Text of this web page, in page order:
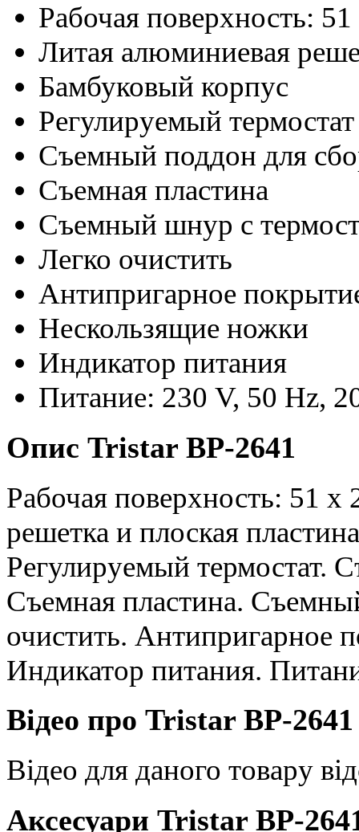
Рабочая поверхность:
Литая алюминиевая
Бамбуковый корпус
Регулируемый термостат
Съемный поддон для
Съемная пластина
Съемный шнур с
Легко очистить
Антипригарное
Нескользящие ножки
Индикатор питания
Питание: 230 V, 50 Hz,
Опис Tristar BP-2641
Рабочая поверхность: 51
решетка и плоская
Регулируемый термостат.
Съемная пластина.
очистить. Антипригарное
Индикатор питания.
Відео про Tristar BP-2641
Відео для даного товару
Аксесуари Tristar BP-